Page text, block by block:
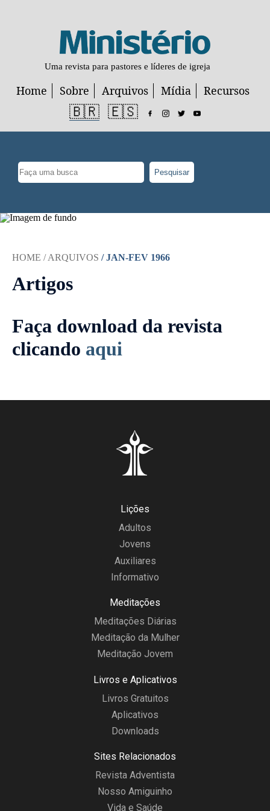
Uma revista para pastores e líderes de igreja
Home Sobre Arquivos Mídia Recursos
🇧🇷 🇪🇸
Pesquisar
HOME / ARQUIVOS / JAN-FEV 1966
Artigos
Faça download da revista
clicando aqui
Lições
Adultos
Jovens
Auxiliares
Informativo
Meditações
Meditações Diárias
Meditação da Mulher
Meditação Jovem
Livros e Aplicativos
Livros Gratuitos
Aplicativos
Downloads
Sites Relacionados
Revista Adventista
Nosso Amiguinho
Vida e Saúde